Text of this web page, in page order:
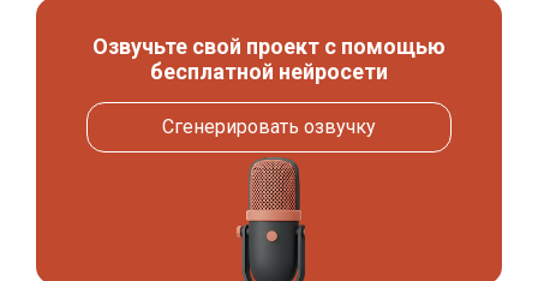
Озвучьте свой проект с помощью
бесплатной нейросети
Сгенерировать озвучку